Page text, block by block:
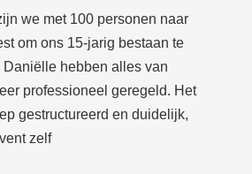
we met 100 personen naar
om ons 15-jarig bestaan te
Daniëlle hebben alles van
professioneel geregeld. Het
gestructureerd en duidelijk,
zelf